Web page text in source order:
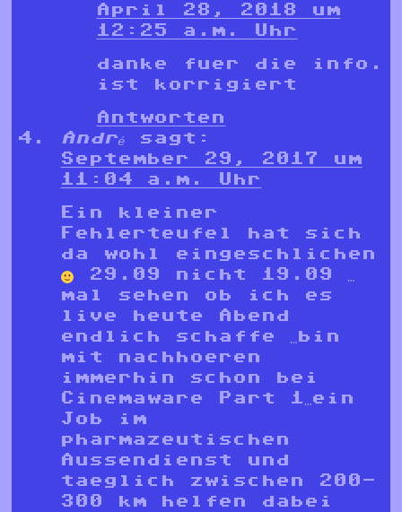
April 28, 2018 um
12:25 a.m. Uhr
danke fuer die info.
ist korrigiert
Antworten
André
sagt:
September 29, 2017 um
11:04 a.m. Uhr
Ein kleiner
Fehlerteufel hat sich
da wohl eingeschlichen
29.09 nicht 19.09 …
mal sehen ob ich es
live heute Abend
endlich schaffe …bin
mit nachhoeren
immerhin schon bei
Cinemaware Part 1…ein
Job im
pharmazeutischen
Aussendienst und
taeglich zwischen 200-
300 km helfen dabei